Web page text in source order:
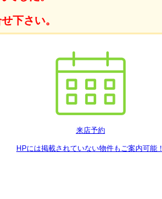
下さい。
来店予約
HPには掲載されていない物件もご案内可能！